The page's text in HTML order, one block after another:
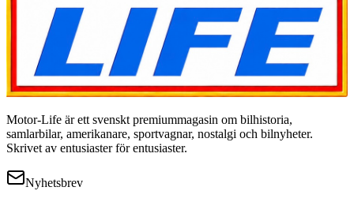
Motor-Life är ett svenskt premiummagasin om bilhistoria,
samlarbilar, amerikanare, sportvagnar, nostalgi och bilnyheter.
Skrivet av entusiaster för entusiaster.
Nyhetsbrev